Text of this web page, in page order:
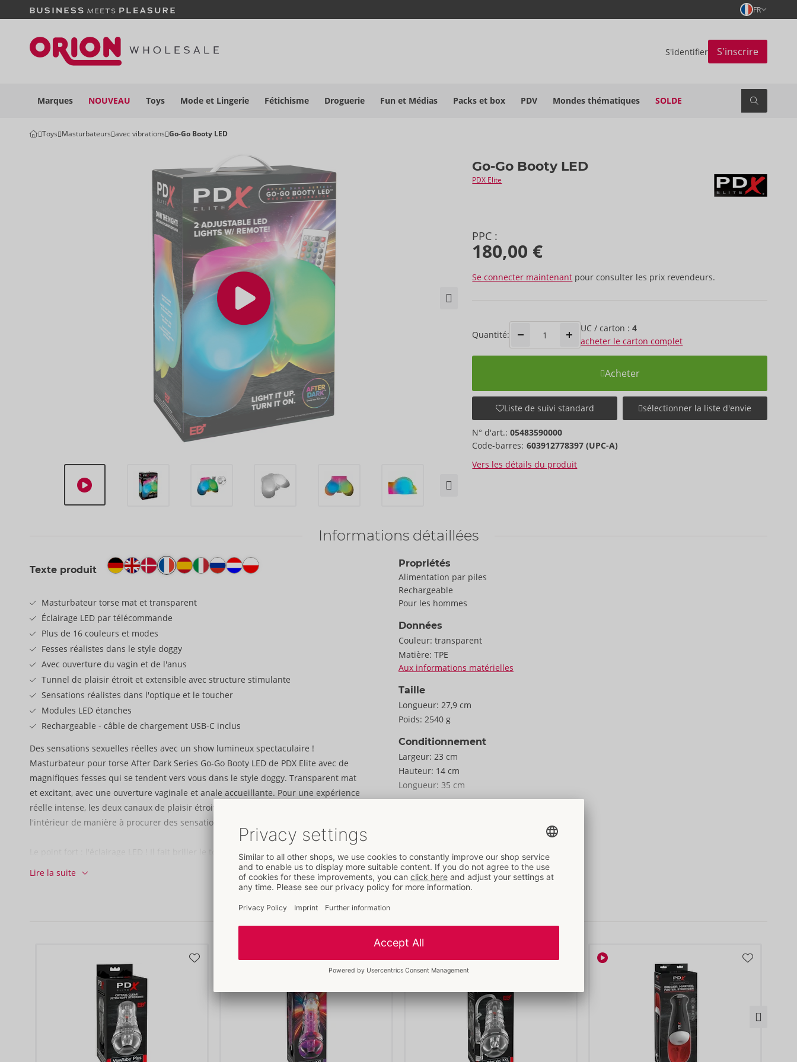
FR
S'identifier S'inscrire
Marques NOUVEAU Toys Mode et Lingerie Fétichisme Droguerie Fun et Médias Packs et box PDV Mondes thématiques SOLDE
Toys Masturbateurs avec vibrations Go-Go Booty LED
Go-Go Booty LED
PDX Elite
PPC :
180,00 €
Se connecter maintenant pour consulter les prix revendeurs.
Quantité:
UC / carton :4
acheter le carton complet
Acheter
Liste de suivi standard sélectionner la liste d'envie
N° d'art.:05483590000
Code-barres: 603912778397 (UPC-A)
Vers les détails du produit
Informations détaillées
Texte produit
Masturbateur torse mat et transparent
Éclairage LED par télécommande
Plus de 16 couleurs et modes
Fesses réalistes dans le style doggy
Avec ouverture du vagin et de l'anus
Tunnel de plaisir étroit et extensible avec structure stimulante
Sensations réalistes dans l'optique et le toucher
Modules LED étanches
Rechargeable - câble de chargement USB-C inclus
Des sensations sexuelles réelles avec un show lumineux spectaculaire !
Masturbateur pour torse After Dark Series Go-Go Booty LED de PDX Elite avec de
magnifiques fesses qui se tendent vers vous dans le style doggy. Transparent mat
et excitant, avec une ouverture vaginale et anale accueillante. Pour une expérience
réelle intense, les deux canaux de plaisir étroits et extensibles sont structurés à
l'intérieur de manière à procurer des sensations fortes.
Le point fort : l'éclairage LED ! Il fait briller le torse transparent et met en scène les
courbes de manière éclatante. L'expérience intime se transforme ainsi en
spectacle - visuellement encore plus excitant et plein d'ambiance. 2 modules LED
et des modes d'éclairage dynamiques (p. ex. flashs, changement de couleur), il y a
toujours un jeu de lumière adapté à l'humeur du moment. La télécommande
l'obscurité haut en couleur, qui se sent et se voit !
Le torse transparent en TPE ultra-souple apporte juste ce qu'il faut de réalisme et
d'haptique. Avec son poids de plus de 2 kg, le torse repose fermement et de
manière antidérapante sur toute surface lisse. Le matériau de haute qualité prend
rapidement la température du corps. Sa transparence mate rend les effets
lumineux des LED particulièrement impressionnants.
Lire la suite
Propriétés
Alimentation par piles
Rechargeable
Pour les hommes
Données
Couleur: transparent
Matière: TPE
Aux informations matérielles
Taille
Longueur: 27,9 cm
Poids: 2540 g
Conditionnement
Largeur: 23 cm
Hauteur: 14 cm
Longueur: 35 cm
Informations
UC / carton : 4
N° d'art.: 05483590000
Pays d'origine: US
Disponibilité
livraison suivante: